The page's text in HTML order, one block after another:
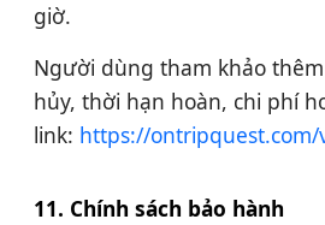
giờ.
Người dùng tham khảo
hủy, thời hạn hoàn, chi phí
link: https://ontripquest.com/
11. Chính sách bảo hành